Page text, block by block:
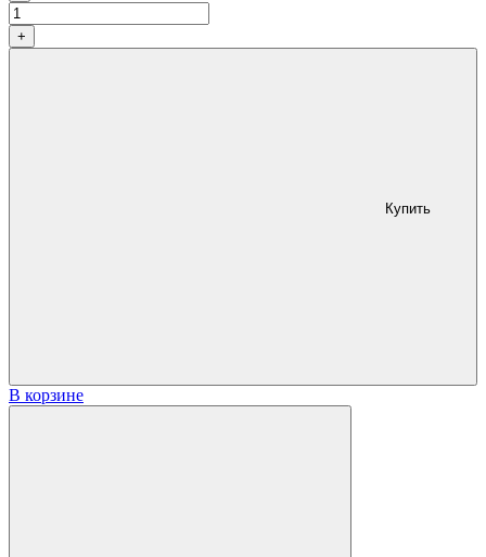
+
Купить
В корзине